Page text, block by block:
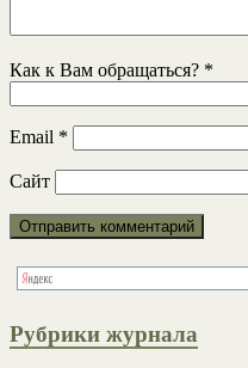
Как к Вам обращаться? *
Email *
Сайт
Рубрики журнала